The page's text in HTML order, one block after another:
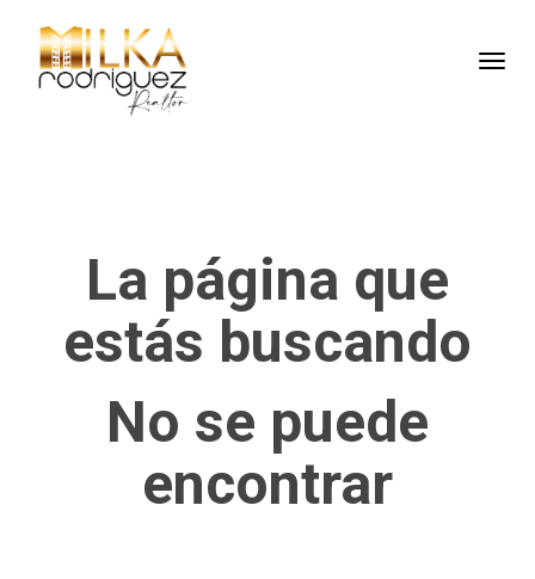
La página que
estás buscando
No se puede
encontrar